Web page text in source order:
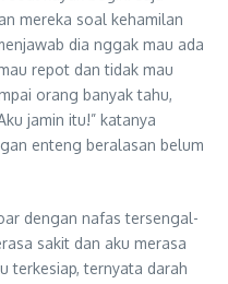
mereka soal kehamilan
dia nggak mau ada
repot dan tidak mau
orang banyak tahu,
jamin itu!” katanya
enteng beralasan belum
dengan nafas tersengal-
sakit dan aku merasa
terkesiap, ternyata darah